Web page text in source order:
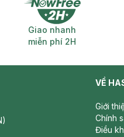
hàng Giao nhanh
Giao nhanh
miễn phí 2H
VỀ
Giới
Chính
Điều